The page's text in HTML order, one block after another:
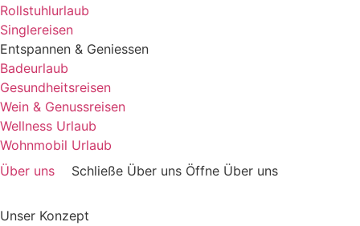
Rollstuhlurlaub
Singlereisen
Entspannen & Geniessen
Badeurlaub
Gesundheitsreisen
Wein & Genussreisen
Wellness Urlaub
Wohnmobil Urlaub
Über uns
Schließe Über uns Öffne Über uns
Unser Konzept